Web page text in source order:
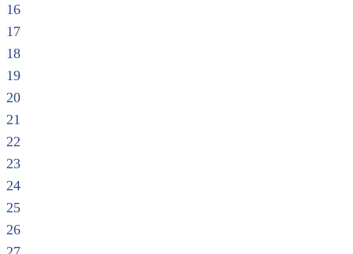
16
17
18
19
20
21
22
23
24
25
26